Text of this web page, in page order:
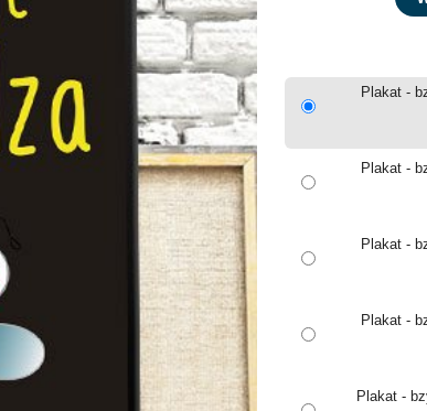
Plakat -
Plakat -
Plakat -
Plakat -
Plakat -